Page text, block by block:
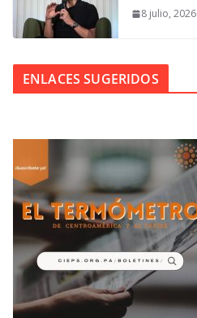
8 julio, 2026
ENLACES SUGERIDOS